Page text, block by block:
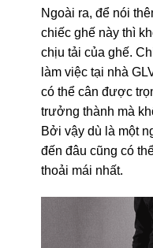
Ngoài ra, để nói
chiếc ghế này thì
chịu tải của ghế.
làm việc tại nhà
có thể cân được
trưởng thành mà
Bởi vậy dù là một
đến đâu cũng có
thoải mái nhất.